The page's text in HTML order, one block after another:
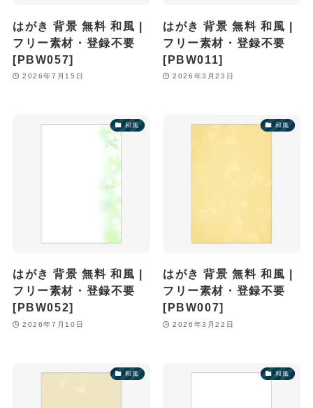
はがき 背景 無料 和風 |
フリー素材・登録不要
[PBW057]
2026年7月15日
はがき 背景 無料 和風 |
フリー素材・登録不要
[PBW011]
2026年3月23日
和風
はがき 背景 無料 和風 |
フリー素材・登録不要
[PBW052]
2026年7月10日
和風
はがき 背景 無料 和風 |
フリー素材・登録不要
[PBW007]
2026年3月22日
和風 和風